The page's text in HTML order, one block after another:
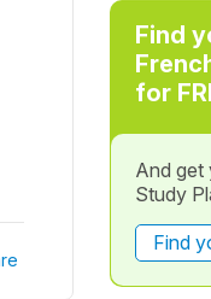
Find
for
And get
Study
Find